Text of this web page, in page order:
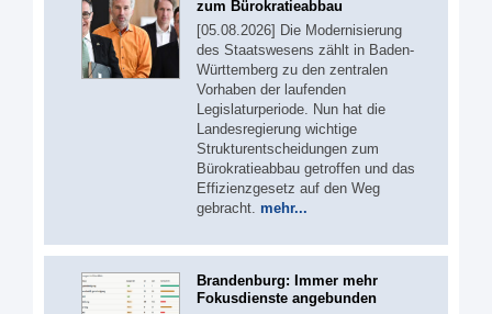
zum Bürokratieabbau
[05.08.2026] Die Modernisierung
des Staatswesens zählt in Baden-
Württemberg zu den zentralen
Vorhaben der laufenden
Legislaturperiode. Nun hat die
Landesregierung wichtige
Strukturentscheidungen zum
Bürokratieabbau getroffen und das
Effizienzgesetz auf den Weg
gebracht. mehr...
Brandenburg: Immer mehr
Fokusdienste angebunden